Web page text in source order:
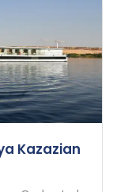
Kazazian